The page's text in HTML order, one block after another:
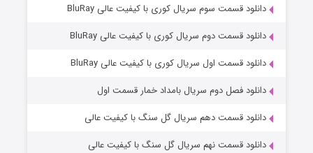
مردگان متحرک: شهر مرده ۳
قسمت۲ (زیرنویس) منتشر شد
دانلود قسمت سوم سریال کوری با کیفیت عالی BluRay
دانلود قسمت دوم سریال کوری با کیفیت عالی BluRay
دانلود قسمت اول سریال کوری با کیفیت عالی BluRay
دانلود فصل دوم سریال بامداد خمار قسمت اول
دانلود قسمت دهم سریال گل سنگ با کیفیت عالی
دانلود قسمت نهم سریال گل سنگ با کیفیت عالی